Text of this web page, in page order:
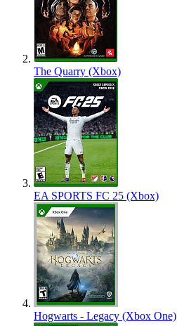
The Quarry (Xbox)
EA SPORTS FC 25 (Xbox)
Hogwarts - Legacy (Xbox One)